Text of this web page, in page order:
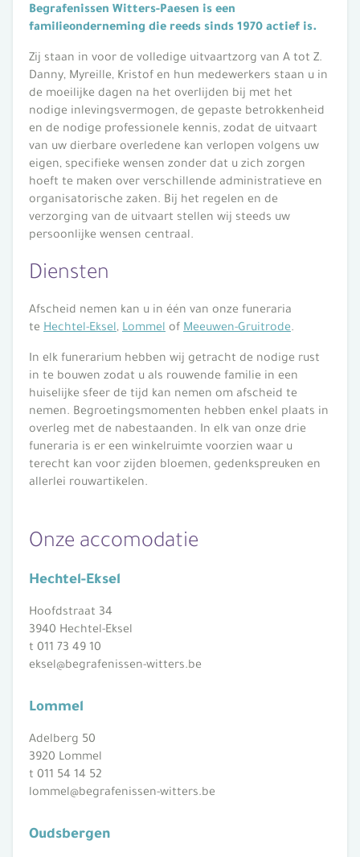
Begrafenissen Witters-Paesen is een
familieonderneming die reeds sinds 1970 actief is.
Zij staan in voor de volledige uitvaartzorg van A tot Z.
Danny, Myreille, Kristof en hun medewerkers staan u in
de moeilijke dagen na het overlijden bij met het
nodige inlevingsvermogen, de gepaste betrokkenheid
en de nodige professionele kennis, zodat de uitvaart
van uw dierbare overledene kan verlopen volgens uw
eigen, specifieke wensen zonder dat u zich zorgen
hoeft te maken over verschillende administratieve en
organisatorische zaken. Bij het regelen en de
verzorging van de uitvaart stellen wij steeds uw
persoonlijke wensen centraal.
Diensten
Afscheid nemen kan u in één van onze funeraria
te Hechtel-Eksel, Lommel of Meeuwen-Gruitrode
In elk funerarium hebben wij getracht de nodige rust
in te bouwen zodat u als rouwende familie in een
huiselijke sfeer de tijd kan nemen om afscheid te
nemen. Begroetingsmomenten hebben enkel plaats in
overleg met de nabestaanden. In elk van onze drie
funeraria is er een winkelruimte voorzien waar u
terecht kan voor zijden bloemen, gedenkspreuken en
allerlei rouwartikelen.
Onze accomodatie
Hechtel-Eksel
Hoofdstraat 34
3940 Hechtel-Eksel
t 011 73 49 10
eksel@begrafenissen-witters.be
Lommel
Adelberg 50
3920 Lommel
t 011 54 14 52
lommel@begrafenissen-witters.be
Oudsbergen